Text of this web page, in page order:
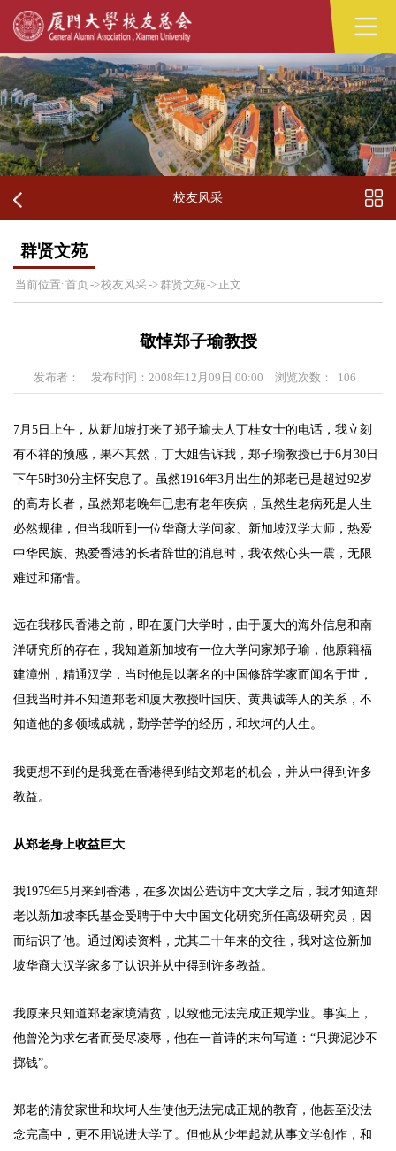
校友风采
群贤文苑
当前位置:首页->校友风采-> 群贤文苑-> 正文
敬悼郑子瑜教授
发布者： 发布时间：2008年12月09日 00:00 浏览次数： 106
7月5日上午，从新加坡打来了郑子瑜夫人丁桂女士的电话，我立刻
有不祥的预感，果不其然，丁大姐告诉我，郑子瑜教授已于6月30日
下午5时30分主怀安息了。虽然1916年3月出生的郑老已是超过92岁
的高寿长者，虽然郑老晚年已患有老年疾病，虽然生老病死是人生
必然规律，但当我听到一位华裔大学问家、新加坡汉学大师，热爱
中华民族、热爱香港的长者辞世的消息时，我依然心头一震，无限
难过和痛惜。
远在我移民香港之前，即在厦门大学时，由于厦大的海外信息和南
洋研究所的存在，我知道新加坡有一位大学问家郑子瑜，他原籍福
建漳州，精通汉学，当时他是以著名的中国修辞学家而闻名于世，
但我当时并不知道郑老和厦大教授叶国庆、黄典诚等人的关系，不
知道他的多领域成就，勤学苦学的经历，和坎坷的人生。
我更想不到的是我竟在香港得到结交郑老的机会，并从中得到许多
教益。
从郑老身上收益巨大
我1979年5月来到香港，在多次因公造访中文大学之后，我才知道郑
老以新加坡李氏基金受聘于中大中国文化研究所任高级研究员，因
而结识了他。通过阅读资料，尤其二十年来的交往，我对这位新加
坡华裔大汉学家多了认识并从中得到许多教益。
我原来只知道郑老家境清贫，以致他无法完成正规学业。事实上，
他曾沦为求乞者而受尽凌辱，他在一首诗的末句写道：“只掷泥沙不
掷钱”。
郑老的清贫家世和坎坷人生使他无法完成正规的教育，他甚至没法
念完高中，更不用说进大学了。但他从少年起就从事文学创作，和